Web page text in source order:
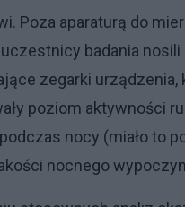
Poza aparaturą do
badania nosili
zegarki urządzenia,
poziom aktywności
nocy (miało to
nocnego